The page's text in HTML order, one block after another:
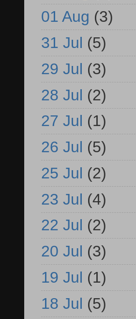
01 Aug (3)
31 Jul (5)
29 Jul (3)
28 Jul (2)
27 Jul (1)
26 Jul (5)
25 Jul (2)
23 Jul (4)
22 Jul (2)
20 Jul (3)
19 Jul (1)
18 Jul (5)